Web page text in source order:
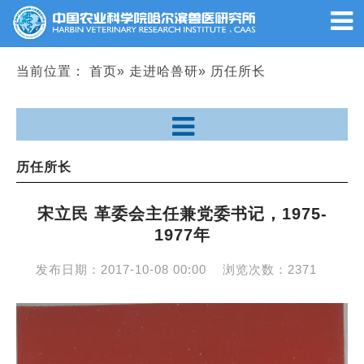
当前位置： 首页» 走进哈兽研» 历任所长
历任所长
宋立民 革委会主任兼党委书记，1975-
1977年
发布日期： 2017-10-08 00:00 浏览次数： 2371